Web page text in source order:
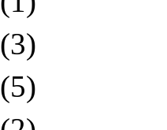
(3)
(5)